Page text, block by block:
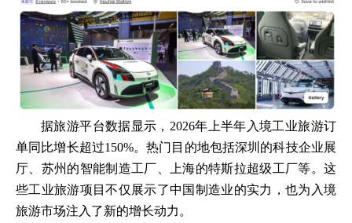
据旅游平台数据显示，2026年上半年入境工业旅游订
单同比增长超过150%。热门目的地包括深圳的科技企业展
厅、苏州的智能制造工厂、上海的特斯拉超级工厂等。这
些工业旅游项目不仅展示了中国制造业的实力，也为入境
旅游市场注入了新的增长动力。